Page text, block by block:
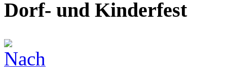
Dorf- und Kinderfest